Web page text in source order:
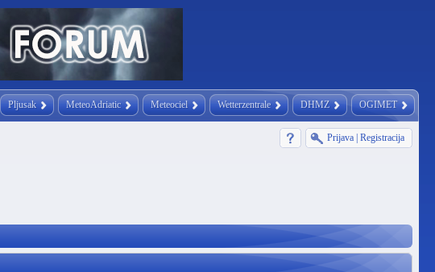
Pljusak MeteoAdriatic Meteociel Wetterzentrale DHMZ OGIMET
Prijava Registracija